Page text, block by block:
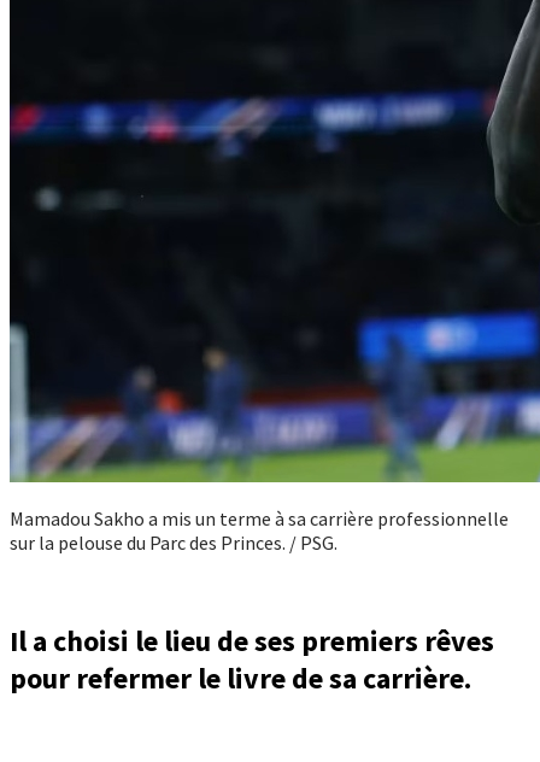
Mamadou Sakho a mis un terme à sa carrière professionnelle
sur la pelouse du Parc des Princes. / PSG.
Il a choisi le lieu de ses premiers rêves
pour refermer le livre de sa carrière.